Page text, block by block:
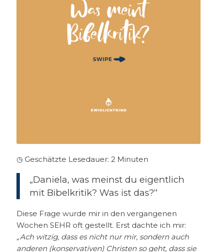
◷ Geschätzte Lesedauer: 2 Minuten
„Daniela, was meinst du eigentlich
mit Bibelkritik? Was ist das?“
Diese Frage wurde mir in den vergangenen
Wochen SEHR oft gestellt. Erst dachte ich mir:
„Ach witzig, dass es nicht nur mir, sondern auch
anderen (konservativen) Christen so geht, dass sie